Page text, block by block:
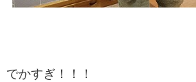
でかすぎ！！！